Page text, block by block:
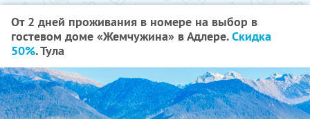
От 2 дней проживания в номере на выбор в
гостевом доме «Жемчужина» в Адлере.Скидка
50%. Тула